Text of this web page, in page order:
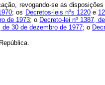
revogando-se as
; os Decretos-leis nºs 1220e
de 1973; o Decreto-lei nº 1387,
de 30 de dezembro de 1977; o